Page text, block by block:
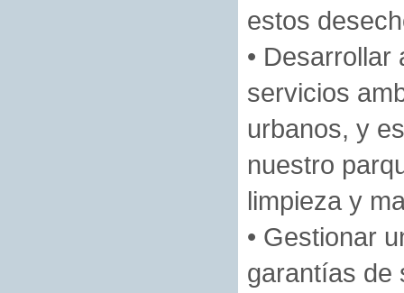
estos
•
servicios
urbanos, y
nuestro
limpieza y
• Gestionar
garantías de